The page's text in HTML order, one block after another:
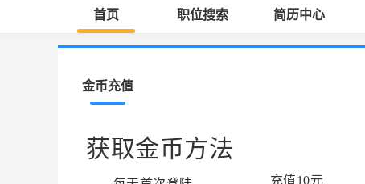
首页 职位搜索 简历中心
金币充值
获取金币方法
充值10元